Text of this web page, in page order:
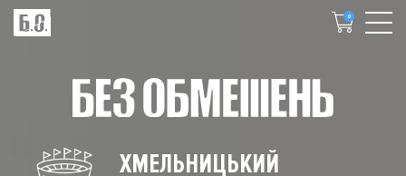
0
ХМЕЛЬНИЦЬКИЙ